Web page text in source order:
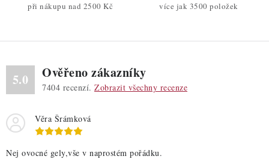
v
ý
i
s
u
při nákupu nad 2500 Kč více jak 3500 položek
5.0 Ověřeno zákazníky
7404 recenzí. Zobrazit všechny recenze
Věra Šrámková
Nej ovocné gely,vše v naprostém pořádku.